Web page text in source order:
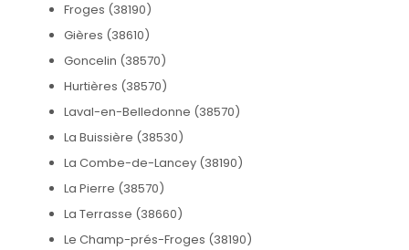
Froges (38190)
Gières (38610)
Goncelin (38570)
Hurtières (38570)
Laval-en-Belledonne (38570)
La Buissière (38530)
La Combe-de-Lancey (38190)
La Pierre (38570)
La Terrasse (38660)
Le Champ-prés-Froges (38190)